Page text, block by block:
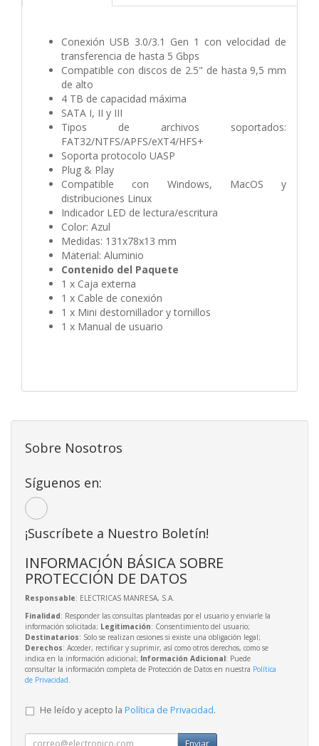
Conexión USB 3.0/3.1 Gen 1 con velocidad de
transferencia de hasta 5 Gbps
Compatible con discos de 2.5" de hasta 9,5 mm
de alto
4 TB de capacidad máxima
SATA I, II y III
Tipos de archivos soportados:
FAT32/NTFS/APFS/eXT4/HFS+
Soporta protocolo UASP
Plug & Play
Compatible con Windows, MacOS y
distribuciones Linux
Indicador LED de lectura/escritura
Color: Azul
Medidas: 131x78x13 mm
Material: Aluminio
Contenido del Paquete
1 x Caja externa
1 x Cable de conexión
1 x Mini destornillador y tornillos
1 x Manual de usuario
Sobre Nosotros
Síguenos en:
¡Suscríbete a Nuestro Boletín!
INFORMACIÓN BÁSICA SOBRE
PROTECCIÓN DE DATOS
Responsable: ELECTRICAS MANRESA, S.A.
Finalidad: Responder las consultas planteadas por el usuario y enviarle la
información solicitada; Legitimación: Consentimiento del usuario;
Destinatarios: Solo se realizan cesiones si existe una obligación legal;
Derechos: Acceder, rectificar y suprimir, así como otros derechos, como se
indica en la información adicional; Información Adicional: Puede
consultar la información completa de Protección de Datos en nuestra Política
de Privacidad
He leído y acepto la Política de Privacidad.
Enviar